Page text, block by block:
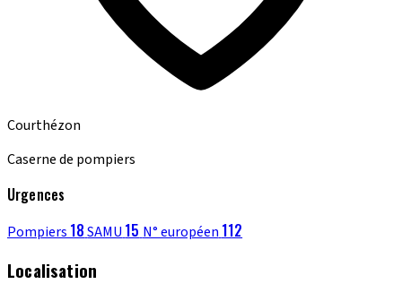
Courthézon
Caserne de pompiers
Urgences
Pompiers 18SAMU 15 N° européen 112
Localisation